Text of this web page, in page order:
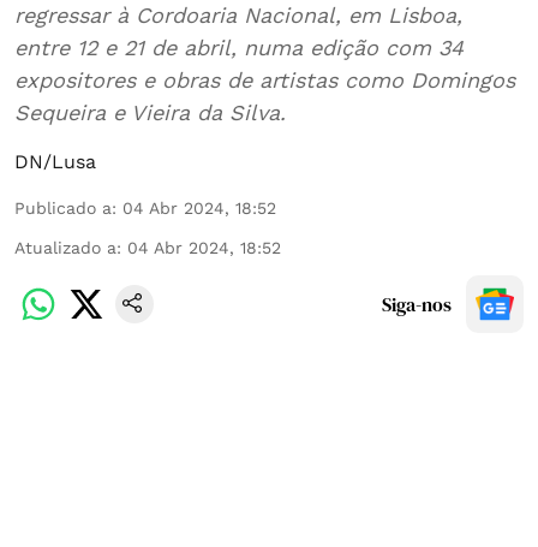
regressar à Cordoaria Nacional, em Lisboa,
entre 12 e 21 de abril, numa edição com 34
expositores e obras de artistas como Domingos
Sequeira e Vieira da Silva.
DN/Lusa
Publicado a: 04 Abr 2024, 18:52
Atualizado a: 04 Abr 2024, 18:52
Siga-nos